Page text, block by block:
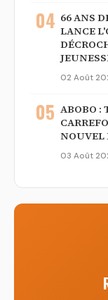
04 66 ANS
LANCE
02 Août
05 ABOBO :
NOUVEL
03 Août